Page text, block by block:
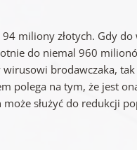
miliony złotych. Gdy do
do niemal 960
wirusowi brodawczaka, tak
polega na tym, że jest
służyć do redukcji